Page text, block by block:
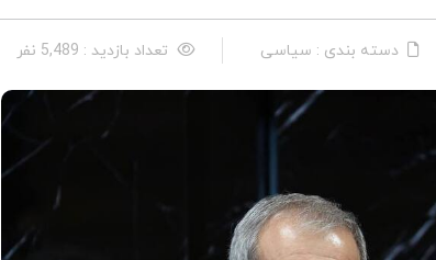
دسته بندی : سیاسی تعداد بازدید : 5,489 نفر